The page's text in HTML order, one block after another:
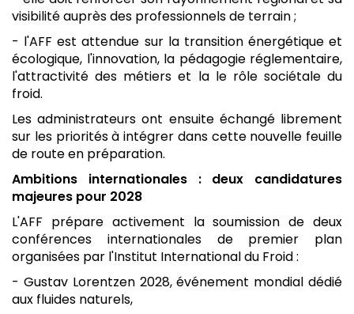
visibilité auprès des professionnels de terrain ;
- l'AFF est attendue sur la transition énergétique et
écologique, l'innovation, la pédagogie réglementaire,
l'attractivité des métiers et la le rôle sociétale du
froid.
Les administrateurs ont ensuite échangé librement
sur les priorités à intégrer dans cette nouvelle feuille
de route en préparation.
Ambitions internationales : deux candidatures
majeures pour 2028
L'AFF prépare activement la soumission de deux
conférences internationales de premier plan
organisées par l'Institut International du Froid :
- Gustav Lorentzen 2028, événement mondial dédié
aux fluides naturels,